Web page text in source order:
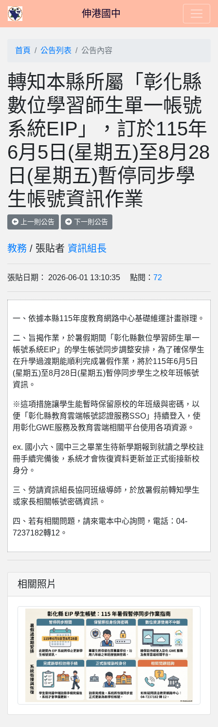
伸港國中
首頁 公告列表 公告內容
轉知本縣所屬「彰化縣
數位學習師生單一帳號
系統EIP」，訂於115年
6月5日(星期五)至8月28
日(星期五)暫停同步學
生帳號資訊作業
上一則公告 下一則公告
教務 / 張貼者 資訊組長
張貼日期： 2026-06-01 13:10:35 點閱： 72
一、依據本縣115年度教育網路中心基礎維運計畫辦理。
二、旨揭作業，於暑假期間「彰化縣數位學習師生單一
帳號系統EIP」的學生帳號同步調整安排，為了確保學生
在升學過渡期能順利完成暑假作業，將於115年6月5日
(星期五)至8月28日(星期五)暫停同步學生之校年班帳號
資訊。
※這項措施讓學生能暫時保留原校的年班級與密碼，以
便「彰化縣教育雲端帳號認證服務SSO」持續登入，使
用彰化GWE服務及教育雲端相關平台使用各項資源。
ex. 國小六、國中三之畢業生待新學期報到就讀之學校註
冊手續完備後，系統才會恢復資料更新並正式銜接新校
身分。
三、勞請資訊組長協同班級導師，於放暑假前轉知學生
或家長相關帳號密碼資訊。
四、若有相關問題，請來電本中心詢問，電話：04-
7237182轉12。
相關照片